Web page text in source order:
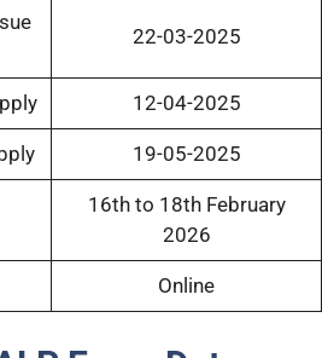
22-03-2025
12-04-2025
19-05-2025
16th to 18th February
2026
Online